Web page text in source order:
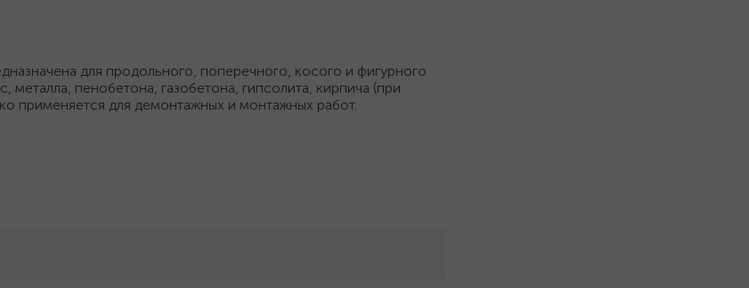
для продольного, поперечного, косого и фигурного
пенобетона, газобетона, гипсолита, кирпича (при
применяется для демонтажных и монтажных работ.